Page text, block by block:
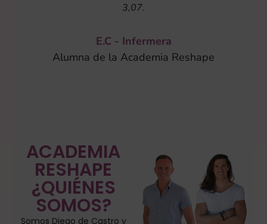
3,07.
E.C - Infermera
Alumna de la Academia Reshape
ACADEMIA
RESHAPE
¿QUIÉNES
SOMOS?
Somos Diego de Castro y